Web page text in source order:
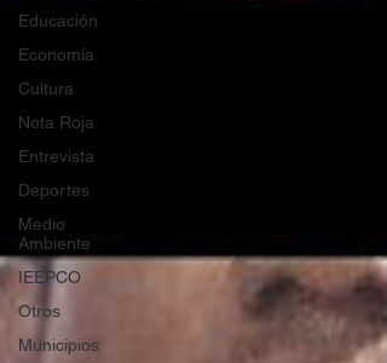
Educación
Economía
Cultura
Nota Roja
Entrevista
Deportes
Medio
Ambiente
IEEPCO
Otros
Municipios